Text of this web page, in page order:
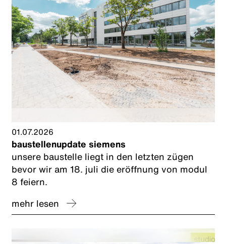
01.07.2026
baustellenupdate siemens
unsere baustelle liegt in den letzten zügen
bevor wir am 18. juli die eröffnung von modul
8 feiern.
mehr lesen